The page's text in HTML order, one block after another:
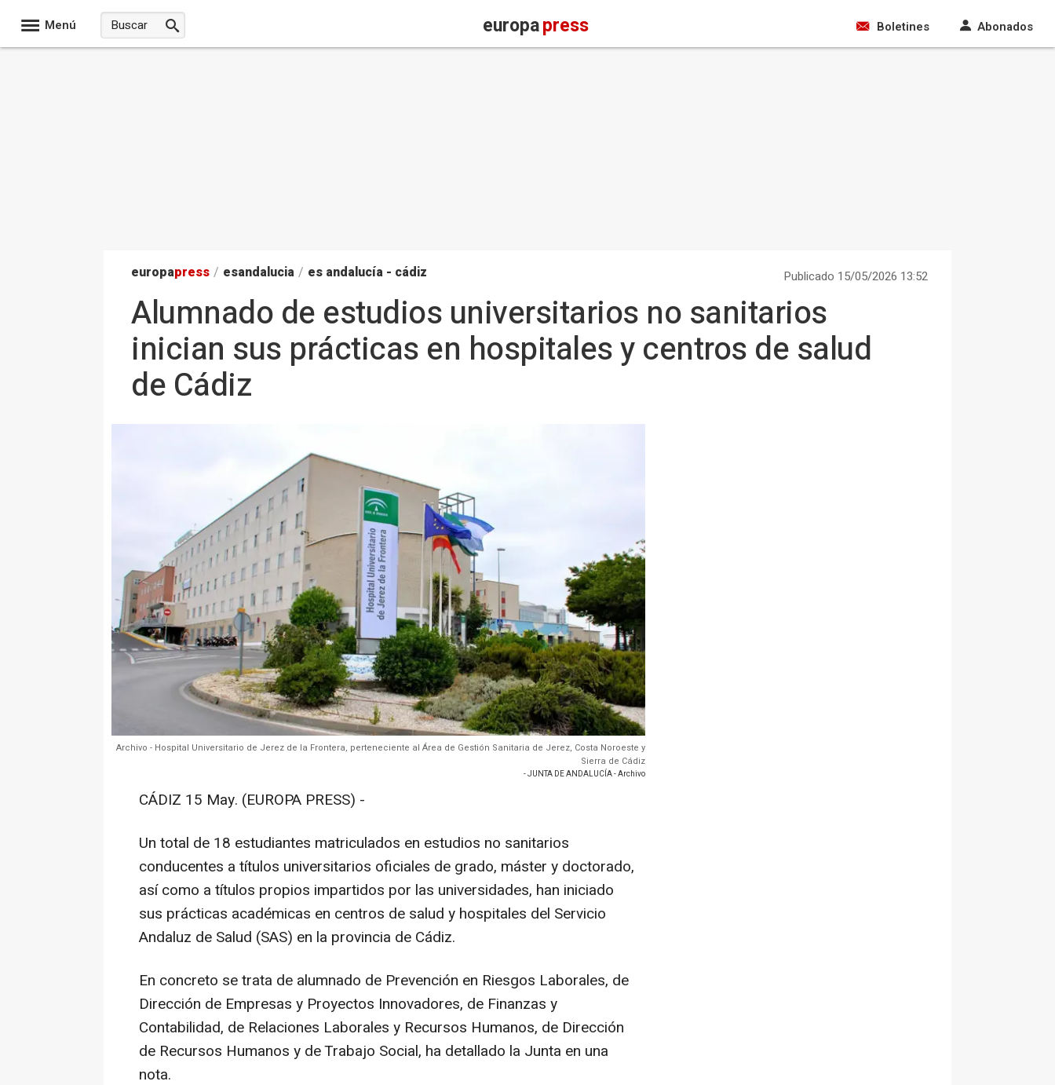
Menú europapress Boletines Abonados
europapress / esandalucia / es andalucía - cádiz Publicado 15/05/2026 13:52
Alumnado de estudios universitarios no sanitarios
inician sus prácticas en hospitales y centros de salud
de Cádiz
Archivo - Hospital Universitario de Jerez de la Frontera, perteneciente al Área de Gestión Sanitaria de Jerez, Costa Noroeste y
Sierra de Cádiz
- JUNTA DE ANDALUCÍA - Archivo
CÁDIZ 15 May. (EUROPA PRESS) -
Un total de 18 estudiantes matriculados en estudios no sanitarios
conducentes a títulos universitarios oficiales de grado, máster y doctorado,
así como a títulos propios impartidos por las universidades, han iniciado
sus prácticas académicas en centros de salud y hospitales del Servicio
Andaluz de Salud (SAS) en la provincia de Cádiz.
En concreto se trata de alumnado de Prevención en Riesgos Laborales, de
Dirección de Empresas y Proyectos Innovadores, de Finanzas y
Contabilidad, de Relaciones Laborales y Recursos Humanos, de Dirección
de Recursos Humanos y de Trabajo Social, ha detallado la Junta en una
nota.